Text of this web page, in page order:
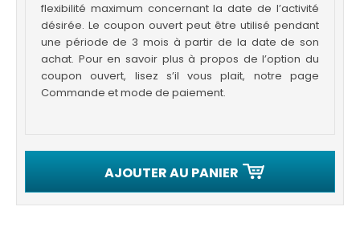
flexibilité maximum concernant la date de l’activité
désirée. Le coupon ouvert peut être utilisé pendant
une période de 3 mois à partir de la date de son
achat. Pour en savoir plus à propos de l’option du
coupon ouvert, lisez s’il vous plait, notre page
Commande et mode de paiement.
AJOUTER AU PANIER